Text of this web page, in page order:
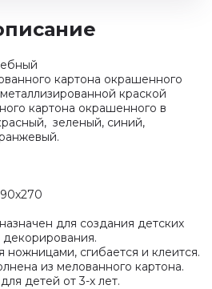
картона окрашенного
краской
картона окрашенного в
зеленый, синий,
для создания детских
сгибается и клеится.
из мелованного картона.
детей от 3-х лет.